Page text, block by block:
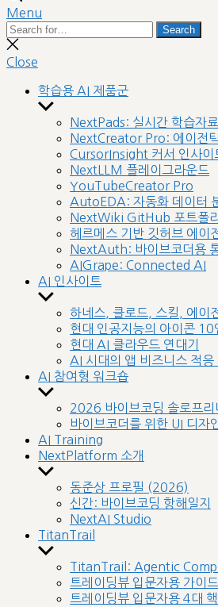
Menu
Search
for:
Search
Close
search
Close
학습용 AI 제품군
Show
sub
menu
NextPads: 실시간 학습자
NextCreator Pro: 에이전
CursorInsight 커서 인사이
NextLLM 플레이그라운드
YouTubeCreator Pro
AutoEDA: 자동화 데이터
NextWiki GitHub 포트폴
헤르메스 기반 깃허브 에이
NextAuth: 바이브코더용
AIGrape: Connected AI
AI 인사이트
Show
sub
menu
하네스, 클로드, 스킬, 에이
현대 인공지능의 아이콘 10
현대 AI 클라우드 연대기
AI 시대의 앱 비즈니스 적응
AI 참여형 워크숍
Show
sub
menu
2026 바이브코딩 솔로프리
바이브코더를 위한 UI 디자
AI Training
NextPlatform 소개
Show
sub
menu
동준상 프로필 (2026)
신간: 바이브코딩 항해일지
NextAI Studio
TitanTrail
Show
sub
menu
TitanTrail: Agentic
트레이딩뷰 입문자용 가이
트레이딩뷰 입문자용 4대